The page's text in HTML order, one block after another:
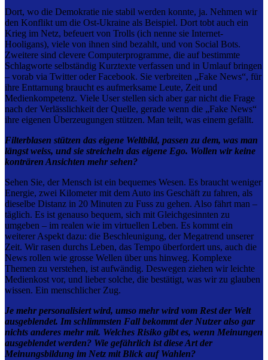
Dort, wo die Demokratie nie stabil werden konnte, ja. Nehmen wir
den Konflikt um die Ost-Ukraine als Beispiel. Dort tobt auch ein
Krieg im Netz, befeuert von Trolls (ich nenne sie Internet-
Hooligans), viele von ihnen sind bezahlt, und von Social Bots.
Zweitere sind clevere Computerprogramme, die auf bestimmte
Schlagworte selbständig Kurztexte verfassen und in Umlauf bringen
– vorab via Twitter oder Facebook. Sie verbreiten „Fake News“, für
ihre Enttarnung braucht es aufmerksame Leute, Zeit und
Medienkompetenz. Viele User stellen sich aber gar nicht die Frage
nach der Verlässlichkeit der Quelle, gerade wenn die „Fake News“
ihre eigenen Überzeugungen stützen. Man teilt, was einem gefällt.
Filterblasen stützen das eigene Weltbild, passen zu dem, was man
längst weiss, und sie streicheln das eigene Ego. Wollen wir keine
konträren Ansichten mehr sehen?
Sehen Sie, der Mensch ist ein bequemes Wesen. Es braucht weniger
Energie, zwei Kilometer mit dem Auto ins Geschäft zu fahren, als
dieselbe Distanz in 20 Minuten zu Fuss zu gehen. Also fährt man –
täglich. Es ist genauso bequem, sich mit Gleichgesinnten zu
umgeben – im realen wie im virtuellen Leben. Es kommt ein
weiterer Aspekt dazu: die Beschleunigung, der Megatrend unserer
Zeit. Wir rasen durchs Leben, das Tempo überfordert uns, auch die
News rollen wie grosse Wellen über uns hinweg. Komplexe
Themen zu verstehen, ist aufwändig. Deswegen ziehen wir leichte
Medienkost vor, und lieber solche, die bestätigt, was wir zu glauben
wissen. Ein menschlicher Zug.
Je mehr personalisiert wird, umso mehr wird vom Rest der Welt
ausgeblendet. Im schlimmsten Fall bekommt der Nutzer also gar
nichts anderes mehr mit. Welches Risiko gibt es, wenn Meinungen
ausgeblendet werden? Wie gefährlich ist diese Art der
Meinungsbildung im Netz mit Blick auf Wahlen?